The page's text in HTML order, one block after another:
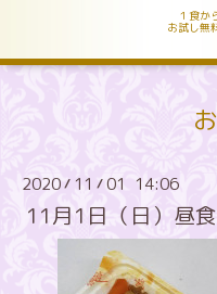
１食か
お試し無
2020/ 11 /01 14:06
11月1日（日）昼食